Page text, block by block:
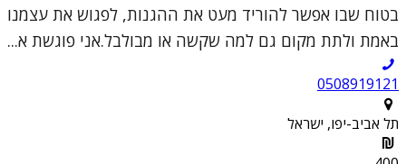
בטוח שבו אפשר להוריד מעט את ההגנות, לפגוש את עצמנו
באמת ולתת מקום גם למה שקשה או מבולבל.אני פוגשת א...
0508919121
תל אביב-יפו, ישראל